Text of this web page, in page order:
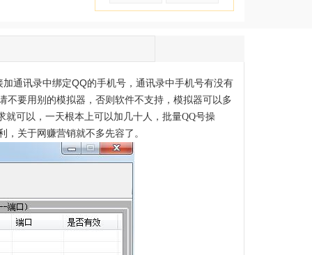
通讯录中绑定QQ的手机号，通讯录中手机号有没有
不要用别的模拟器，否则软件不支持，模拟器可以多
就可以，一天根本上可以加几十人，批量QQ号操
关于网赚营销就不多先容了。